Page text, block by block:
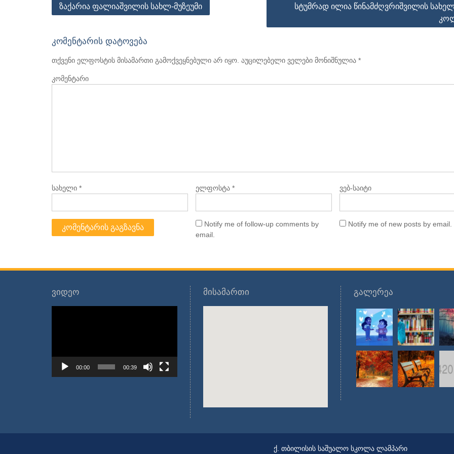
პოსტის
ზაქარია ფალიაშვილის სახლ-მუზეუმი
სტუმრად ილია წინამძღვრიშვილის
კომენტარის დატოვება
თქვენი ელფოსტის მისამართი გამოქვეყნებული არ იყო. აუცილებელი ველები მონიშნულია *
კომენტარი
სახელი * ელფოსტა * ვებ-საიტი
Notify me of follow-up comments by
email.
Notify me of new posts by email.
ვიდეო
00:00 00:39
მისამართი გალერეა
ქ. თბილისის საშუალო სკოლა ლამპარი